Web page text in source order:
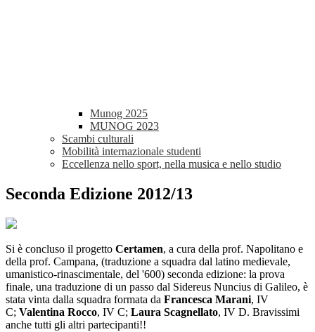
Munog 2025
MUNOG 2023
Scambi culturali
Mobilità internazionale studenti
Eccellenza nello sport, nella musica e nello studio
Seconda Edizione 2012/13
Si è concluso il progetto Certamen, a cura della prof. Napolitano e
della prof. Campana, (traduzione a squadra dal latino medievale,
umanistico-rinascimentale, del '600) seconda edizione: la prova
finale, una traduzione di un passo dal Sidereus Nuncius di Galileo, è
stata vinta dalla squadra formata da Francesca Marani, IV
C; Valentina Rocco, IV C; Laura Scagnellato, IV D. Bravissimi
anche tutti gli altri partecipanti!!